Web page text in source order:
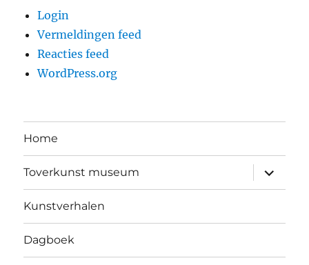
Login
Vermeldingen feed
Reacties feed
WordPress.org
Home
Toverkunst museum
Kunstverhalen
Dagboek